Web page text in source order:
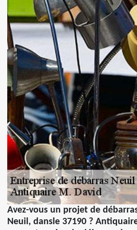
Avez-vous un projet de
Neuil, dansle 37190 ?